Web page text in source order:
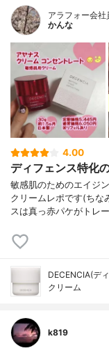
アラフォー会社
かんな
4.00
ディフェンス特化
敏感肌のためのエイジ
クリームレポです(ちな
スは真っ赤パケがトレ
DECENCIA(デ
クリーム
k819